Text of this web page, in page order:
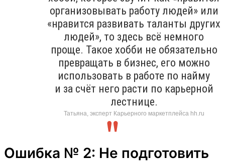
организовывать работу людей» или
«нравится развивать таланты других
людей», то здесь всё немного
проще. Такое хобби не обязательно
превращать в бизнес, его можно
использовать в работе по найму
и за счёт него расти по карьерной
лестнице.
Татьяна, эксперт Карьерного маркетплейса hh.ru
Ошибка № 2: Не подготовить